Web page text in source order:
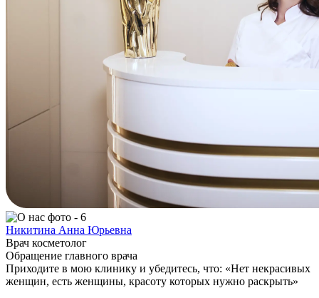
Никитина Анна Юрьевна
Врач косметолог
Обращение главного врача
Приходите в мою клинику и убедитесь, что: «Нет некрасивых
женщин, есть женщины, красоту которых нужно раскрыть»